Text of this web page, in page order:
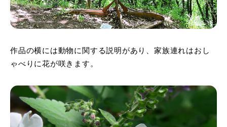
作品の横には動物に関する説明があり、家族連れはおし
ゃべりに花が咲きます。